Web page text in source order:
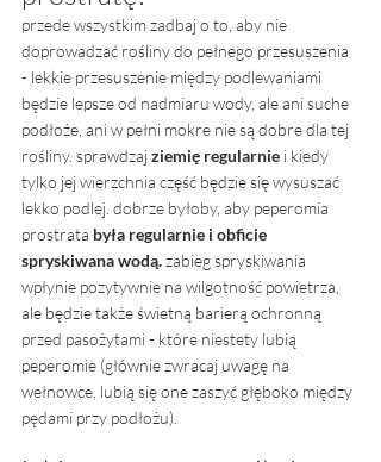
przede wszystkim zadbaj o to, aby nie
doprowadzać rośliny do pełnego przesuszenia
- lekkie przesuszenie między podlewaniami
będzie lepsze od nadmiaru wody, ale ani suche
podłoże, ani w pełni mokre nie są dobre dla tej
rośliny. sprawdzaj ziemię regularnie i kiedy
tylko jej wierzchnia część będzie się wysuszać
lekko podlej. dobrze byłoby, aby peperomia
prostrata była regularnie i obficie
spryskiwana wodą. zabieg spryskiwania
wpłynie pozytywnie na wilgotność powietrza,
ale będzie także świetną barierą ochronną
przed pasożytami - które niestety lubią
peperomie (głównie zwracaj uwagę na
wełnowce, lubią się one zaszyć głęboko między
pędami przy podłożu).